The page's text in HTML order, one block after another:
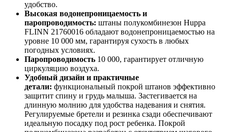
удобство.
Высокая водонепроницаемость и
паропроводимость: штаны полукомбинезон Huppa
FLINN 21760016 обладают водонепроницаемостью на
уровне 10 000 мм, гарантируя сухость в любых
погодных условиях.
Паропроводимость 10 000, гарантирует отличную
циркуляцию воздуха.
Удобный дизайн и практичные
детали: функциональный покрой штанов эффективно
защитит спину и грудь малыша. Застегивается на
длинную молнию для удобства надевания и снятия.
Регулируемые бретели и резинка сзади обеспечивают
идеальную посадку под рост ребенка. Покрой